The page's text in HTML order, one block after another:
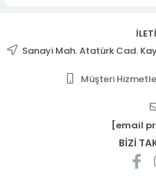
Sanayi Mah. Atatürk Cad.
Müşteri
[email
BİZİ